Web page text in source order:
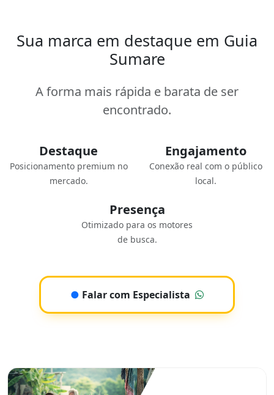
Sua marca em destaque em Guia
Sumare
A forma mais rápida e barata de ser
encontrado.
Destaque
Posicionamento premium no
mercado.
Engajamento
Conexão real com o público
local.
Presença
Otimizado para os motores
de busca.
● Falar com Especialista